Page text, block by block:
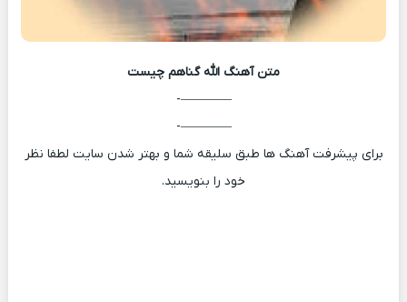
متن آهنگ الله گناهم چیست
————-
————-
برای پیشرفت آهنگ ها طبق سلیقه شما و بهتر شدن سایت لطفا نظر
خود را بنویسید.